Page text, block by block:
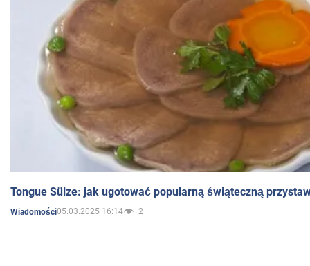
Tongue Sülze: jak ugotować popularną świąteczną
Wiadomości05.03.2025 16:14 2